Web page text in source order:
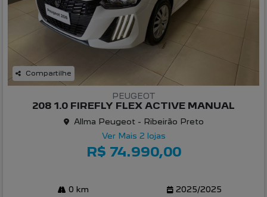
Compartilhe
PEUGEOT
208 1.0 FIREFLY FLEX ACTIVE MANUAL
Allma Peugeot - Ribeirão Preto
Ver Mais 2 lojas
R$ 74.990,00
0 km 2025/2025